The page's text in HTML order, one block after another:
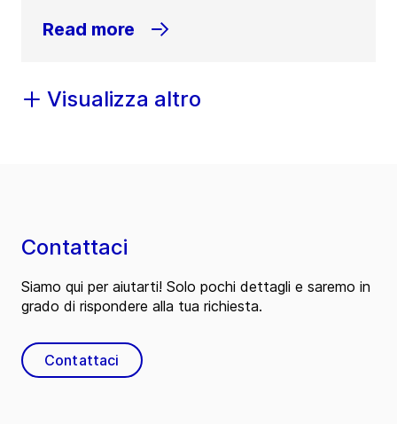
Read more
Visualizza altro
Contattaci
Siamo qui per aiutarti! Solo pochi dettagli e saremo in
grado di rispondere alla tua richiesta.
Contattaci